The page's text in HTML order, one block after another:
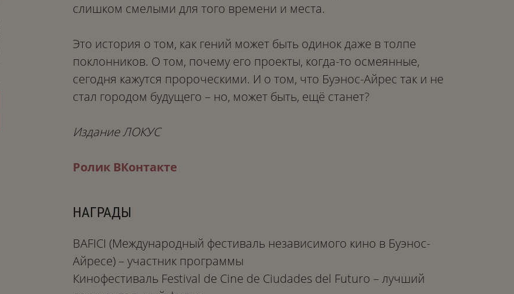
слишком смелыми для того времени и места.
Это история о том, как гений может быть одинок даже в толпе
поклонников. О том, почему его проекты, когда-то осмеянные,
сегодня кажутся пророческими. И о том, что Буэнос-Айрес так и не
стал городом будущего – но, может быть, ещё станет?
Издание ЛОКУС
Ролик ВКонтакте
НАГРАДЫ
BAFICI (Международный фестиваль независимого кино в Буэнос-
Айресе) – участник программы
Кинофестиваль Festival de Cine de Ciudades del Futuro – лучший